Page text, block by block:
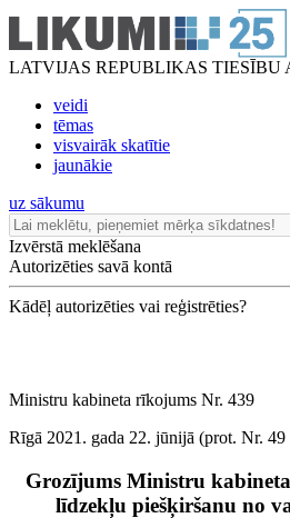
LATVIJAS REPUBLIKAS TIESĪBU
veidi
tēmas
visvairāk skatītie
jaunākie
uz sākumu
Izvērstā meklēšana
Autorizēties savā kontā
Kādēļ autorizēties vai reģistrēties?
Ministru kabineta rīkojums Nr. 439
Rīgā 2021. gada 22. jūnijā (prot. Nr. 49
Grozījums Ministru
līdzekļu piešķiršanu no